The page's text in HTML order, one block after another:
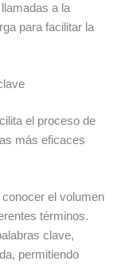
a la
para facilitar la
el proceso de
más eficaces
conocer el volumen
términos.
clave,
permitiendo